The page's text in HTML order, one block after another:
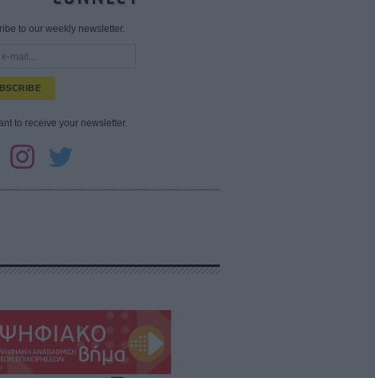
to our weekly newsletter.
to receive your newsletter.